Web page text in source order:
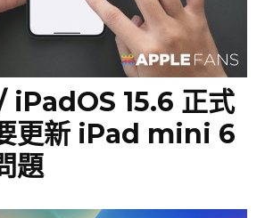
iPadOS 15.6 正式
更新 iPad mini 6
題